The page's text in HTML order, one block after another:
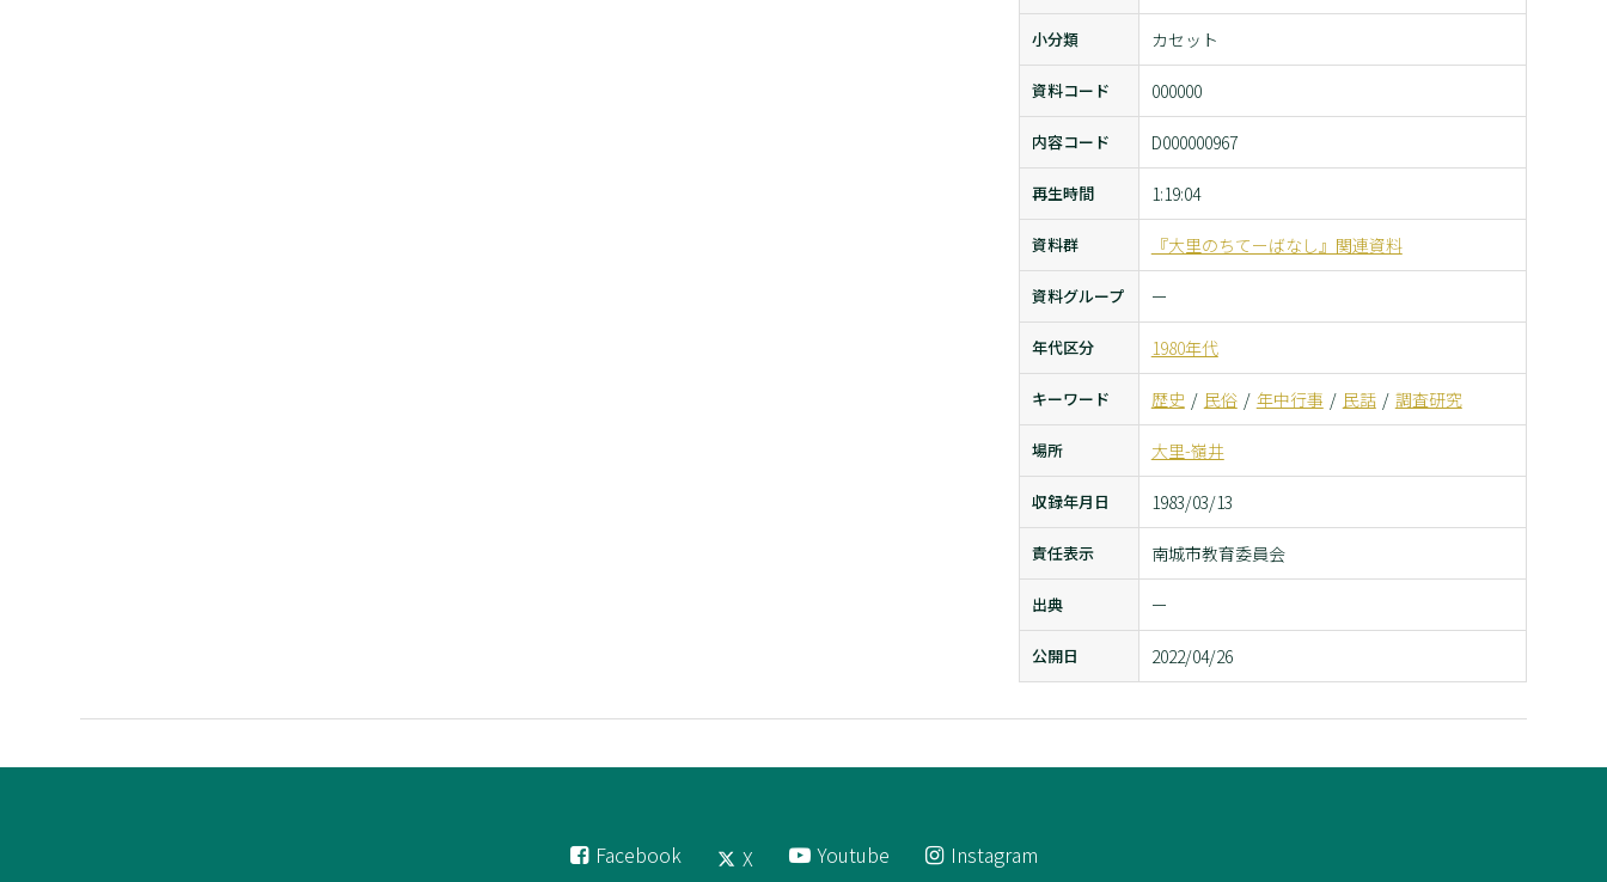
小分類 カセット
資料コード 000000
内容コード D000000967
再生時間 1:19:04
資料群 『大里のちてーばなし』関連資料
資料グループ ー
年代区分 1980年代
キーワード 歴史 民俗 年中行事 民話 調査研究
場所 大里-嶺井
収録年月日 1983/03/13
責任表示 南城市教育委員会
出典 ー
公開日 2022/04/26
Facebook X Youtube Instagram